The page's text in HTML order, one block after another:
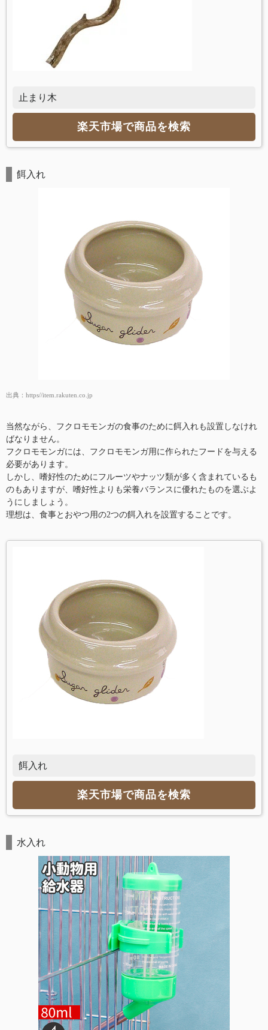
止まり木
楽天市場で商品を検索
餌入れ
出典： https//item.rakuten.co.jp
当然ながら、フクロモモンガの食事のために餌入れも設置しなけれ
ばなりません。
フクロモモンガには、フクロモモンガ用に作られたフードを与える
必要があります。
しかし、嗜好性のためにフルーツやナッツ類が多く含まれているも
のもありますが、嗜好性よりも栄養バランスに優れたものを選ぶよ
うにしましょう。
理想は、食事とおやつ用の2つの餌入れを設置することです。
餌入れ
楽天市場で商品を検索
水入れ